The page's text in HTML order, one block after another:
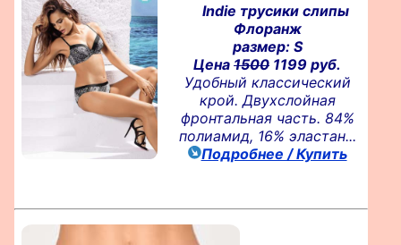
Indie трусики слипы
Флоранж
размер: S
Цена1500 1199 руб.
Удобный классический
крой. Двухслойная
фронтальная часть. 84%
полиамид, 16% эластан...
Подробнее / Купить